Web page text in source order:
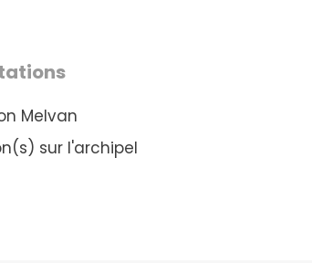
Melvan
sur l'archipel